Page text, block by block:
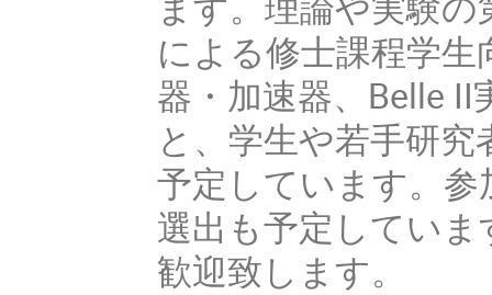
による修士課程学
器・加速器、Belle
と、学生や若手研
予定しています。
選出も予定してい
歓迎致します。